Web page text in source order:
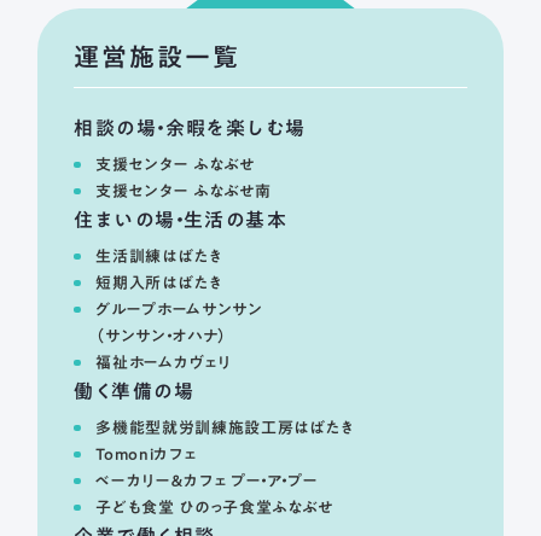
運営施設一覧
相談の場・余暇を楽しむ場
支援センター ふなぶせ
支援センター ふなぶせ南
住まいの場・生活の基本
生活訓練はばたき
短期入所はばたき
グループホームサンサン
（サンサン・オハナ）
福祉ホームカヴェリ
働く準備の場
多機能型就労訓練施設工房はばたき
Tomoniカフェ
ベーカリー＆カフェ プー・ア・プー
子ども食堂 ひのっ子食堂ふなぶせ